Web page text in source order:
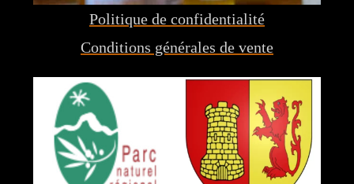
Politique de confidentialité
Conditions générales de vente